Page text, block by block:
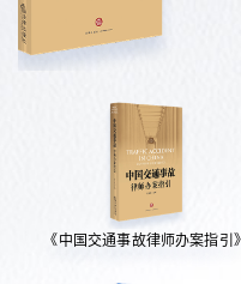
《中国交通事故律师办案指引》